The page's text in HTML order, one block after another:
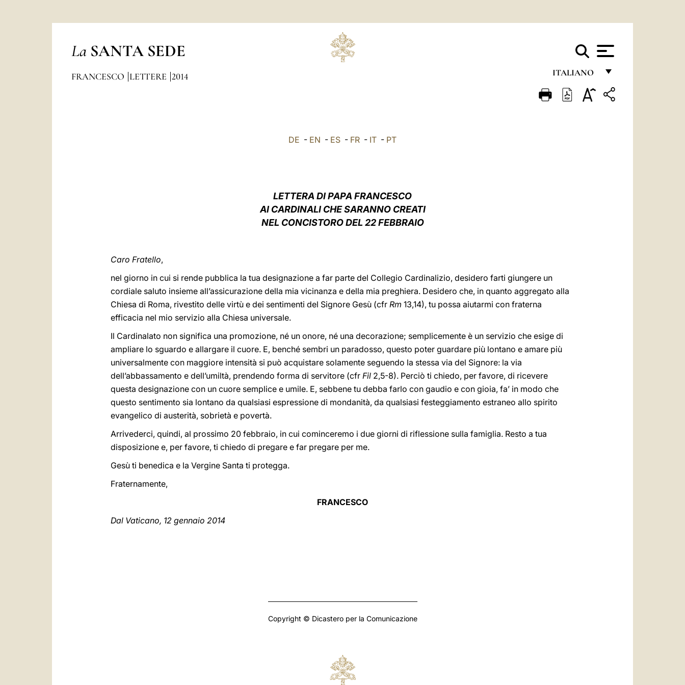
La SANTA SEDE
ITALIANO
FRANÇAIS
FRANCESCO LETTERE 2014
DE - EN - ES - FR - IT - PT
LETTERA DI PAPA FRANCESCO
AI CARDINALI CHE SARANNO CREATI
NEL CONCISTORO DEL 22 FEBBRAIO
Caro Fratello,
nel giorno in cui si rende pubblica la tua designazione a far parte del Collegio Cardinalizio, desidero farti giungere un
cordiale saluto insieme all’assicurazione della mia vicinanza e della mia preghiera. Desidero che, in quanto aggregato alla
Chiesa di Roma, rivestito delle virtù e dei sentimenti del Signore Gesù (cfr Rm 13,14), tu possa aiutarmi con fraterna
efficacia nel mio servizio alla Chiesa universale.
Il Cardinalato non significa una promozione, né un onore, né una decorazione; semplicemente è un servizio che esige di
ampliare lo sguardo e allargare il cuore. E, benché sembri un paradosso, questo poter guardare più lontano e amare più
universalmente con maggiore intensità si può acquistare solamente seguendo la stessa via del Signore: la via
dell’abbassamento e dell’umiltà, prendendo forma di servitore (cfr Fil 2,5-8). Perciò ti chiedo, per favore, di ricevere
questa designazione con un cuore semplice e umile. E, sebbene tu debba farlo con gaudio e con gioia, fa’ in modo che
questo sentimento sia lontano da qualsiasi espressione di mondanità, da qualsiasi festeggiamento estraneo allo spirito
evangelico di austerità, sobrietà e povertà.
Arrivederci, quindi, al prossimo 20 febbraio, in cui cominceremo i due giorni di riflessione sulla famiglia. Resto a tua
disposizione e, per favore, ti chiedo di pregare e far pregare per me.
Gesù ti benedica e la Vergine Santa ti protegga.
Fraternamente,
FRANCESCO
Dal Vaticano, 12 gennaio 2014
Copyright © Dicastero per la Comunicazione